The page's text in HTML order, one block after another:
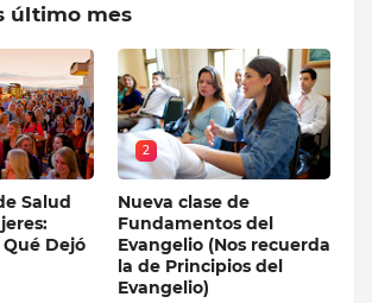
último mes
Salud
Dejó
2
Nueva clase de
Fundamentos del
Evangelio (Nos recuerda
la de Principios del
Evangelio)